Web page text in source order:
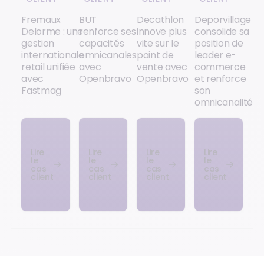
Fremaux
Delorme : une
gestion
internationale
retail unifiée
avec
Fastmag
Lire
le
cas
client
BUT
renforce ses
capacités
omnicanales
avec
Openbravo
Lire
le
cas
client
Decathlon
innove plus
vite sur le
point de
vente avec
Openbravo
Lire
le
cas
client
Deporvillage
consolide sa
position de
leader e-
commerce
et renforce
son
omnicanalité
Lire
le
cas
client